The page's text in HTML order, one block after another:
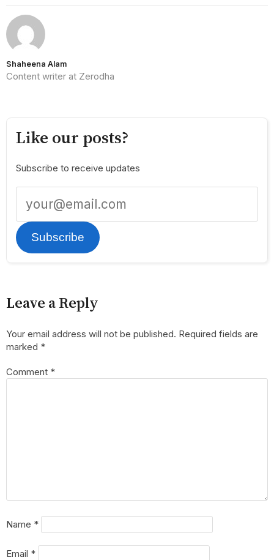
Shaheena Alam
Content writer at Zerodha
Like our posts?
Subscribe to receive updates
Subscribe
Leave a Reply
Your email address will not be published. Required fields are
marked *
Comment *
Name *
Email *